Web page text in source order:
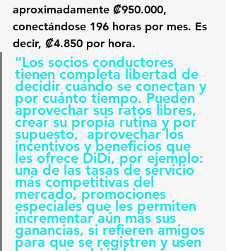
aproximadamente ₡950.000,
conectándose 196 horas por mes. Es
decir, ₡4.850 por hora.
“Los socios conductores
tienen completa libertad de
decidir cuándo se conectan y
por cuánto tiempo. Pueden
aprovechar sus ratos libres,
crear su propia rutina y por
supuesto,  aprovechar los
incentivos y beneficios que
les ofrece DiDi, por ejemplo:
una de las tasas de servicio
más competitivas del
mercado, promociones
especiales que les permiten
incrementar aún más sus
ganancias, si refieren amigos
para que se registren y usen